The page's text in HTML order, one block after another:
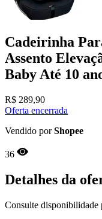
Cadeirinha
Assento
Baby Até 10
R$ 289,90
Oferta encerrada
Vendido porShopee
36
Detalhes da
Consulte disponibilidade